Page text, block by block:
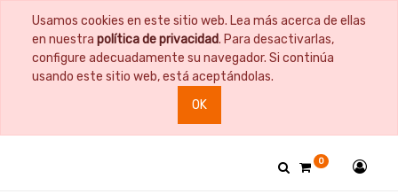
Usamos cookies en este sitio web. Lea más acerca de ellas
en nuestra política de privacidad. Para desactivarlas,
configure adecuadamente su navegador. Si continúa
usando este sitio web, está aceptándolas.
OK
0